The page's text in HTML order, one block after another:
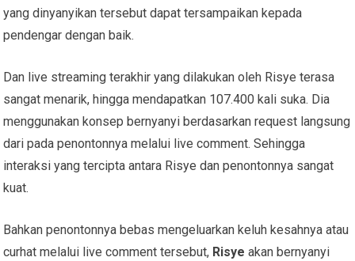
yang dinyanyikan tersebut dapat tersampaikan kepada
pendengar dengan baik.
Dan live streaming terakhir yang dilakukan oleh Risye terasa
sangat menarik, hingga mendapatkan 107.400 kali suka. Dia
menggunakan konsep bernyanyi berdasarkan request langsung
dari pada penontonnya melalui live comment. Sehingga
interaksi yang tercipta antara Risye dan penontonnya sangat
kuat.
Bahkan penontonnya bebas mengeluarkan keluh kesahnya atau
curhat melalui live comment tersebut, Risye akan bernyanyi